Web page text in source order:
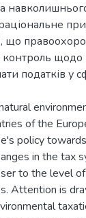
що
контроль
податків у
of the
policy
in the tax
to the level
Attention is